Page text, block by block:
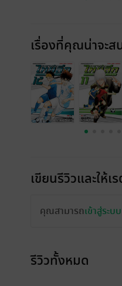
เรื่องที่คุณน่าจะส
เขียนรีวิวและให้เ
คุณสามารถเข้าสู่ระบบ
รีวิวทั้งหมด